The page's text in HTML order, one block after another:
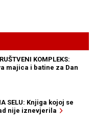
KOMPLEKS:
majica i batine za Dan
SELU: Knjiga kojoj se
nije iznevjerila